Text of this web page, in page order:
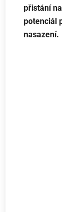
přistání
potenciál
nasazení.